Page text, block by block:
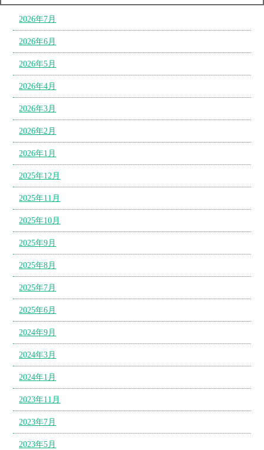
2026年7月
2026年6月
2026年5月
2026年4月
2026年3月
2026年2月
2026年1月
2025年12月
2025年11月
2025年10月
2025年9月
2025年8月
2025年7月
2025年6月
2024年9月
2024年3月
2024年1月
2023年11月
2023年7月
2023年5月